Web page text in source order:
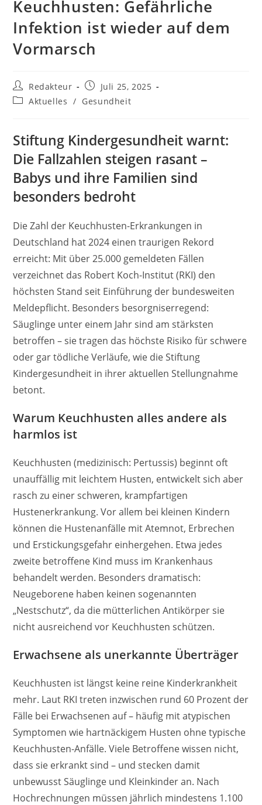
Keuchhusten: Gefährliche
Infektion ist wieder auf dem
Vormarsch
Beitrags-
Autor:
Redakteur
Beitrag
veröffentlicht:
Juli 25, 2025
Beitrags-
Aktuelles / Gesundheit
Stiftung Kindergesundheit warnt:
Die Fallzahlen steigen rasant –
Babys und ihre Familien sind
besonders bedroht
Die Zahl der Keuchhusten-Erkrankungen in
Deutschland hat 2024 einen traurigen Rekord
erreicht: Mit über 25.000 gemeldeten Fällen
verzeichnet das Robert Koch-Institut (RKI) den
höchsten Stand seit Einführung der bundesweiten
Meldepflicht. Besonders besorgniserregend:
Säuglinge unter einem Jahr sind am stärksten
betroffen – sie tragen das höchste Risiko für schwere
oder gar tödliche Verläufe, wie die Stiftung
Kindergesundheit in ihrer aktuellen Stellungnahme
betont.
Warum Keuchhusten alles andere als
harmlos ist
Keuchhusten (medizinisch: Pertussis) beginnt oft
unauffällig mit leichtem Husten, entwickelt sich aber
rasch zu einer schweren, krampfartigen
Hustenerkrankung. Vor allem bei kleinen Kindern
können die Hustenanfälle mit Atemnot, Erbrechen
und Erstickungsgefahr einhergehen. Etwa jedes
zweite betroffene Kind muss im Krankenhaus
behandelt werden. Besonders dramatisch:
Neugeborene haben keinen sogenannten
„Nestschutz“, da die mütterlichen Antikörper sie
nicht ausreichend vor Keuchhusten schützen.
Erwachsene als unerkannte Überträger
Keuchhusten ist längst keine reine Kinderkrankheit
mehr. Laut RKI treten inzwischen rund 60 Prozent der
Fälle bei Erwachsenen auf – häufig mit atypischen
Symptomen wie hartnäckigem Husten ohne typische
Keuchhusten-Anfälle. Viele Betroffene wissen nicht,
dass sie erkrankt sind – und stecken damit
unbewusst Säuglinge und Kleinkinder an. Nach
Hochrechnungen müssen jährlich mindestens 1.100